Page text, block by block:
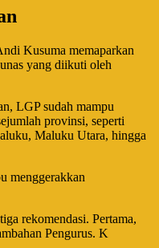
Kusuma memaparkan
yang diikuti oleh
LGP sudah mampu
provinsi, seperti
Maluku Utara, hingga
menggerakkan
rekomendasi. Pertama,
Pengurus. K